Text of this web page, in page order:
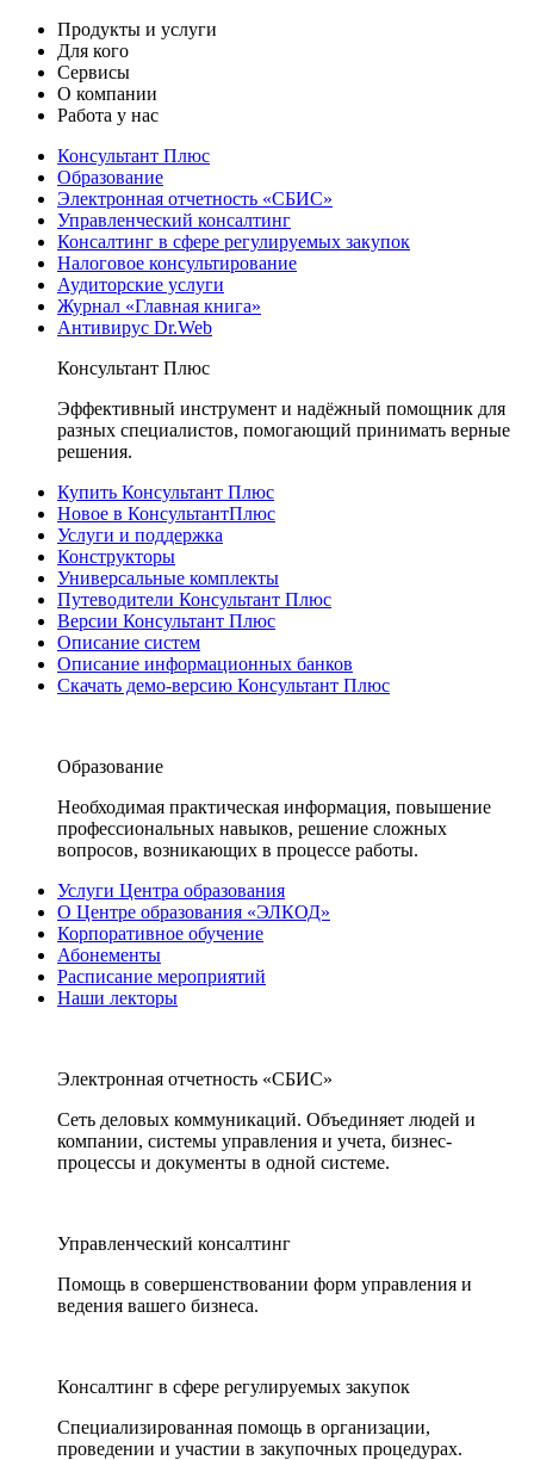
Продукты и услуги
Для кого
Сервисы
О компании
Работа у нас
Консультант Плюс
Образование
Электронная отчетность «СБИС»
Управленческий консалтинг
Консалтинг в сфере регулируемых закупок
Налоговое консультирование
Аудиторские услуги
Журнал «Главная книга»
Антивирус Dr.Web
Консультант Плюс
Эффективный инструмент и надёжный помощник для
разных специалистов, помогающий принимать верные
решения.
Купить Консультант Плюс
Новое в КонсультантПлюс
Услуги и поддержка
Конструкторы
Универсальные комплекты
Путеводители Консультант Плюс
Версии Консультант Плюс
Описание систем
Описание информационных банков
Скачать демо-версию Консультант Плюс
Образование
Необходимая практическая информация, повышение
профессиональных навыков, решение сложных
вопросов, возникающих в процессе работы.
Услуги Центра образования
О Центре образования «ЭЛКОД»
Корпоративное обучение
Абонементы
Расписание мероприятий
Наши лекторы
Электронная отчетность «СБИС»
Сеть деловых коммуникаций. Объединяет людей и
компании, системы управления и учета, бизнес-
процессы и документы в одной системе.
Управленческий консалтинг
Помощь в совершенствовании форм управления и
ведения вашего бизнеса.
Консалтинг в сфере регулируемых закупок
Специализированная помощь в организации,
проведении и участии в закупочных процедурах.